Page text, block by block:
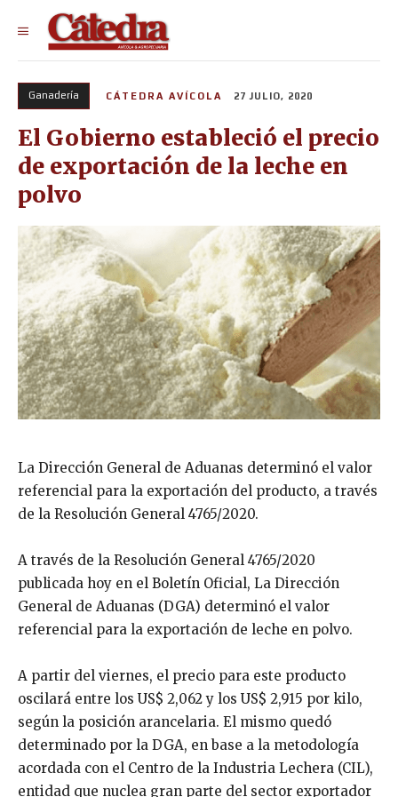
Ganadería CÁTEDRA AVÍCOLA 27 JULIO, 2020
El Gobierno estableció el precio
de exportación de la leche en
polvo
La Dirección General de Aduanas determinó el valor
referencial para la exportación del producto, a través
de la Resolución General 4765/2020.
A través de la Resolución General 4765/2020
publicada hoy en el Boletín Oficial, La Dirección
General de Aduanas (DGA) determinó el valor
referencial para la exportación de leche en polvo.
A partir del viernes, el precio para este producto
oscilará entre los US$ 2,062 y los US$ 2,915 por kilo,
según la posición arancelaria. El mismo quedó
determinado por la DGA, en base a la metodología
acordada con el Centro de la Industria Lechera (CIL),
entidad que nuclea gran parte del sector exportador